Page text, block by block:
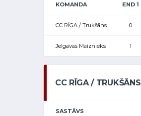
KOMANDA END 1
CC RĪGA / Trukšāns 0
Jelgavas Maiznieks 1
CC RĪGA / TRUKŠĀNS
SASTĀVS